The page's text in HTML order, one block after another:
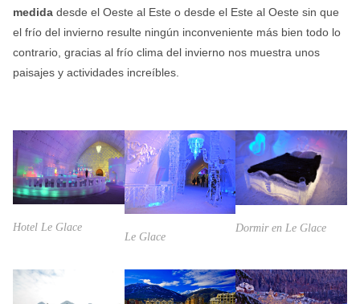
medida desde el Oeste al Este o desde el Este al Oeste sin que
el frío del invierno resulte ningún inconveniente más bien todo lo
contrario, gracias al frío clima del invierno nos muestra unos
paisajes y actividades increíbles.
Hotel Le Glace
Le Glace
Dormir en Le Glace